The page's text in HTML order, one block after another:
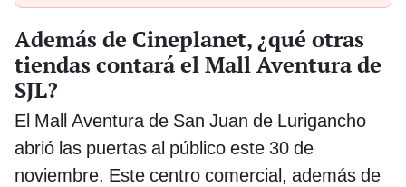
Además de Cineplanet, ¿qué otras
tiendas contará el Mall Aventura de
SJL?
El Mall Aventura de San Juan de Lurigancho
abrió las puertas al público este 30 de
noviembre. Este centro comercial, además de